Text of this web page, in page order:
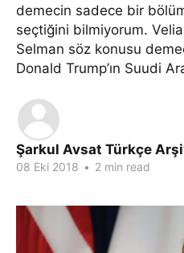
demecin sadece bir
seçtiğini bilmiyorum.
Selman söz konusu
Donald Trump’ın Suudi
Şarkul Avsat Türkçe
08 Eki 2018 • 2 min read